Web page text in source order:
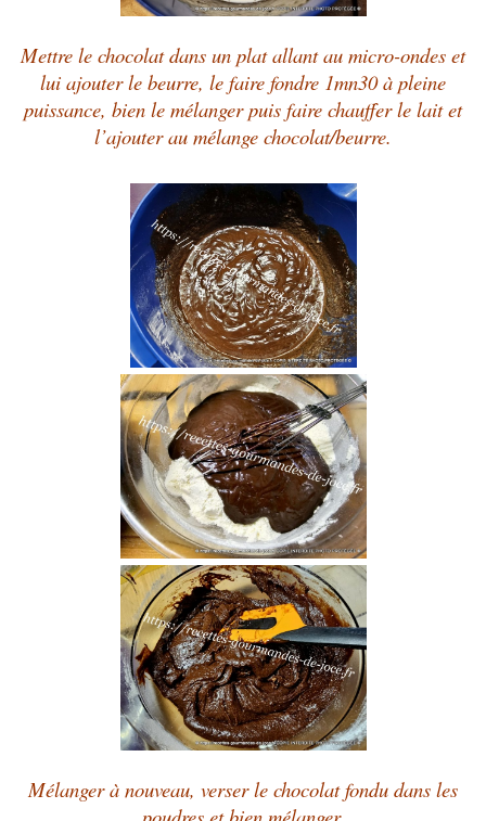
Mettre le chocolat dans un plat allant au micro-ondes et
lui ajouter le beurre, le faire fondre 1mn30 à pleine
puissance, bien le mélanger puis faire chauffer le lait et
l’ajouter au mélange chocolat/beurre.
Mélanger à nouveau, verser le chocolat fondu dans les